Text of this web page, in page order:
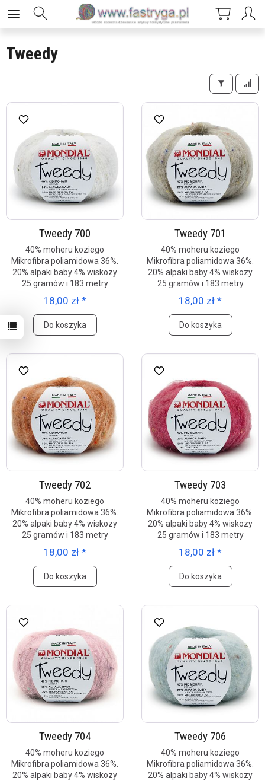
Tweedy
Tweedy 700
40% moheru koziego
Mikrofibra poliamidowa 36%.
20% alpaki baby 4% wiskozy
25 gramów i 183 metry
18,00 zł *
Do koszyka
Tweedy 701
40% moheru koziego
Mikrofibra poliamidowa 36%.
20% alpaki baby 4% wiskozy
25 gramów i 183 metry
18,00 zł *
Do koszyka
Tweedy 702
40% moheru koziego
Mikrofibra poliamidowa 36%.
20% alpaki baby 4% wiskozy
25 gramów i 183 metry
18,00 zł *
Do koszyka
Tweedy 703
40% moheru koziego
Mikrofibra poliamidowa 36%.
20% alpaki baby 4% wiskozy
25 gramów i 183 metry
18,00 zł *
Do koszyka
Tweedy 704
40% moheru koziego
Mikrofibra poliamidowa 36%.
20% alpaki baby 4% wiskozy
Tweedy 706
40% moheru koziego
Mikrofibra poliamidowa 36%.
20% alpaki baby 4% wiskozy